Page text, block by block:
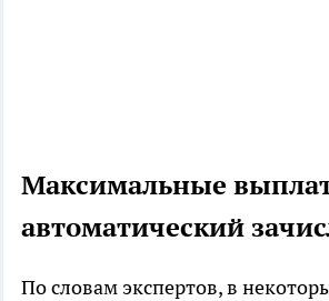
Максимальные
автоматический
По словам экспертов, в